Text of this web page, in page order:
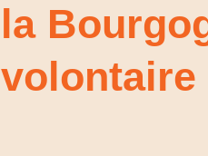
la
volontaire